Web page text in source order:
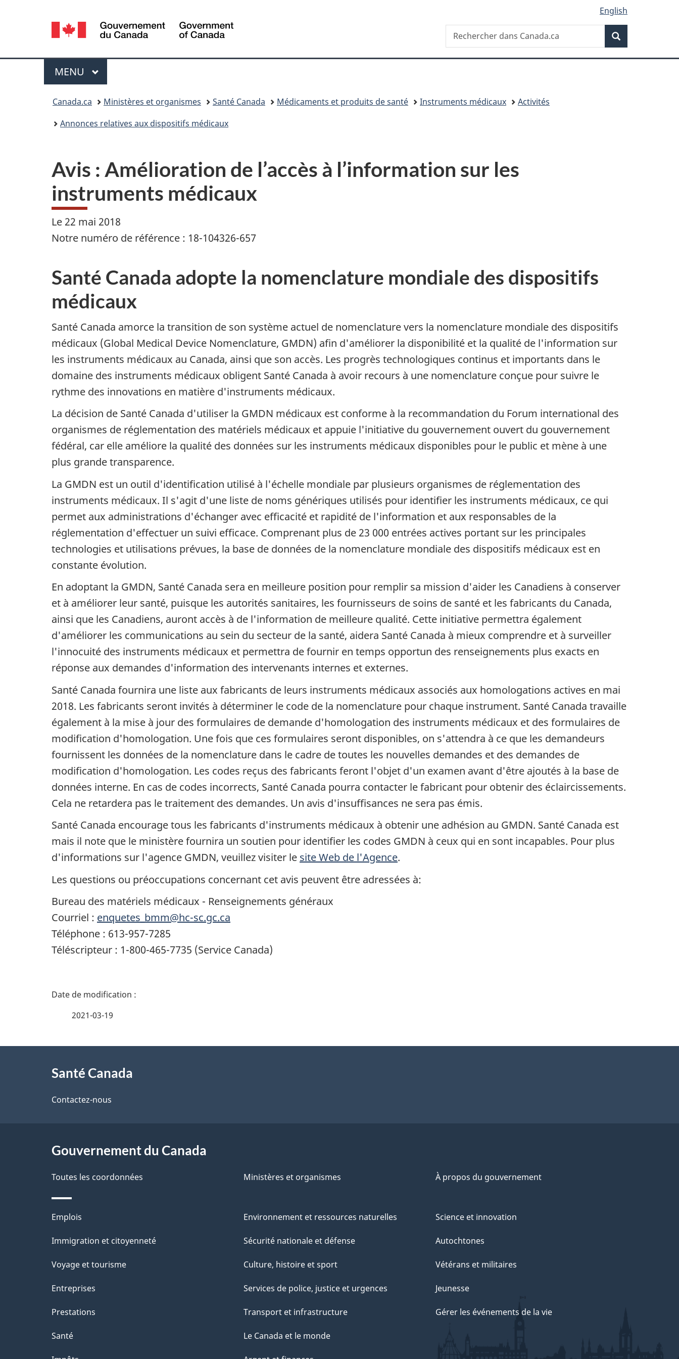
sujet
HTML
Sélection
de
la
langue
English
Canada
Recherche
Rechercher
dans
Menu
MENU PRINCIPAL
Canada.ca Ministères et organismes Santé Canada Médicaments et produits de santé Instruments médicaux
Activités
Annonces relatives aux dispositifs médicaux
Avis : Amélioration de l’accès à l’information sur les
instruments médicaux
Le 22 mai 2018
Notre numéro de référence : 18-104326-657
Santé Canada adopte la nomenclature mondiale des dispositifs
médicaux
Santé Canada amorce la transition de son système actuel de nomenclature vers la nomenclature mondiale des dispositifs
médicaux (Global Medical Device Nomenclature, GMDN) afin d'améliorer la disponibilité et la qualité de l'information sur
les instruments médicaux au Canada, ainsi que son accès. Les progrès technologiques continus et importants dans le
domaine des instruments médicaux obligent Santé Canada à avoir recours à une nomenclature conçue pour suivre le
rythme des innovations en matière d'instruments médicaux.
La décision de Santé Canada d'utiliser la GMDN médicaux est conforme à la recommandation du Forum international des
organismes de réglementation des matériels médicaux et appuie l'initiative du gouvernement ouvert du gouvernement
fédéral, car elle améliore la qualité des données sur les instruments médicaux disponibles pour le public et mène à une
plus grande transparence.
La GMDN est un outil d'identification utilisé à l'échelle mondiale par plusieurs organismes de réglementation des
instruments médicaux. Il s'agit d'une liste de noms génériques utilisés pour identifier les instruments médicaux, ce qui
permet aux administrations d'échanger avec efficacité et rapidité de l'information et aux responsables de la
réglementation d'effectuer un suivi efficace. Comprenant plus de 23 000 entrées actives portant sur les principales
technologies et utilisations prévues, la base de données de la nomenclature mondiale des dispositifs médicaux est en
constante évolution.
En adoptant la GMDN, Santé Canada sera en meilleure position pour remplir sa mission d'aider les Canadiens à conserver
et à améliorer leur santé, puisque les autorités sanitaires, les fournisseurs de soins de santé et les fabricants du Canada,
ainsi que les Canadiens, auront accès à de l'information de meilleure qualité. Cette initiative permettra également
d'améliorer les communications au sein du secteur de la santé, aidera Santé Canada à mieux comprendre et à surveiller
l'innocuité des instruments médicaux et permettra de fournir en temps opportun des renseignements plus exacts en
réponse aux demandes d'information des intervenants internes et externes.
Santé Canada fournira une liste aux fabricants de leurs instruments médicaux associés aux homologations actives en mai
2018. Les fabricants seront invités à déterminer le code de la nomenclature pour chaque instrument. Santé Canada travaille
également à la mise à jour des formulaires de demande d'homologation des instruments médicaux et des formulaires de
modification d'homologation. Une fois que ces formulaires seront disponibles, on s'attendra à ce que les demandeurs
fournissent les données de la nomenclature dans le cadre de toutes les nouvelles demandes et des demandes de
modification d'homologation. Les codes reçus des fabricants feront l'objet d'un examen avant d'être ajoutés à la base de
données interne. En cas de codes incorrects, Santé Canada pourra contacter le fabricant pour obtenir des éclaircissements.
Cela ne retardera pas le traitement des demandes. Un avis d'insuffisances ne sera pas émis.
Santé Canada encourage tous les fabricants d'instruments médicaux à obtenir une adhésion au GMDN. Santé Canada est
mais il note que le ministère fournira un soutien pour identifier les codes GMDN à ceux qui en sont incapables. Pour plus
d'informations sur l'agence GMDN, veuillez visiter le site Web de l'Agence.
Les questions ou préoccupations concernant cet avis peuvent être adressées à:
Bureau des matériels médicaux - Renseignements généraux
Courriel : enquetes_bmm@hc-sc.gc.ca
Téléphone : 613-957-7285
Téléscripteur : 1-800-465-7735 (Service Canada)
D
a
l
d
e
l
2021-03-19
proposSanté Canada
Contactez-nous
Gouvernement du Canada
Toutes les coordonnées Ministères et organismes À propos du gouvernement
Thèmes
et
Emplois
Immigration et citoyenneté
Voyage et tourisme
Entreprises
Prestations
Santé
Environnement et ressources naturelles
Sécurité nationale et défense
Culture, histoire et sport
Services de police, justice et urgences
Transport et infrastructure
Le Canada et le monde
Science et innovation
Autochtones
Vétérans et militaires
Jeunesse
Gérer les événements de la vie